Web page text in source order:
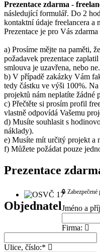
Prezentace zdarma -
následující formulář. Do 2
kontaktní údaje freelancera a
Prezentace je pro Vás zdarma
a) Prosíme mějte na paměti,
požadavek prezentace
smlouva je uzavřena, nebo ne.
b) V případě zakázky Vám
tedy částku ve výši 100%.
projektů nám neplatíte žádné
c) Přečtěte si prosím profil
vlastně odpovídá Vašemu
d) Musíte souhlasit s
náklady).
e) Musíte mít určitý projekt a
f) Můžete požádat pouze
Prezentace
Objednatel
🔒
Jméno a
Firma:
Ulice, číslo:*